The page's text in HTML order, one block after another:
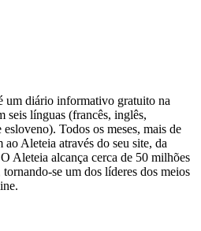
um diário informativo gratuito na
seis línguas (francês, inglês,
Todos os meses, mais de
Aleteia através do seu site, da
Aleteia alcança cerca de 50 milhões
se um dos líderes dos meios